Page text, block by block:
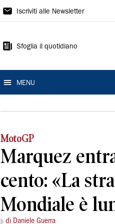
Gazzetta
Modena
Iscriviti alle Newsletter
Sfoglia il quotidiano
MENU
MotoGP
Marquez
cento: «La
Mondiale è
di Daniele Guerra